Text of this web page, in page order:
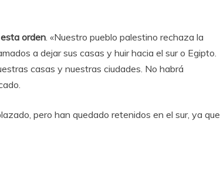
orden . «Nuestro pueblo palestino rechaza la
a dejar sus casas y huir hacia el sur o Egipto.
casas y nuestras ciudades. No habrá
pero han quedado retenidos en el sur, ya que